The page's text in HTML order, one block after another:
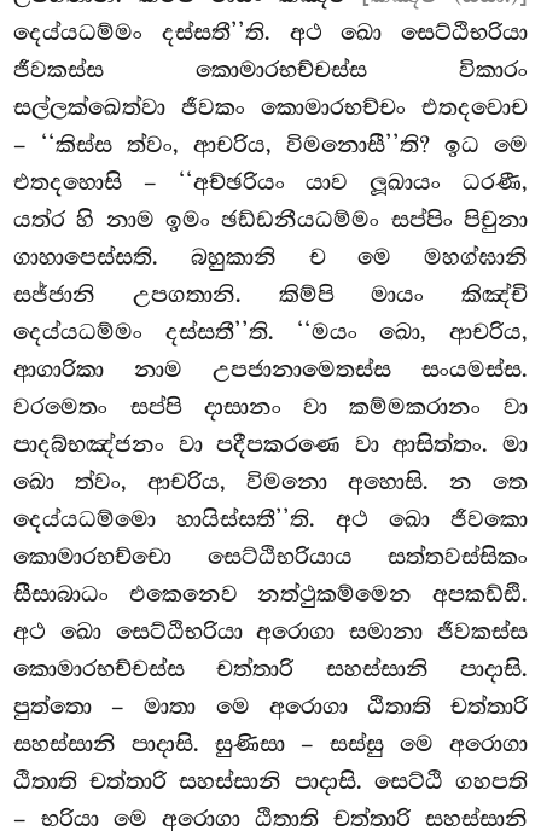
දෙය්යධම්මං දස්සතී’’ති. අථ ඛො සෙට්ඨිභරියා
ජීවකස්ස කොමාරභච්චස්ස විකාරං
සල්ලක්ඛෙත්වා ජීවකං කොමාරභච්චං එතදවොච
– ‘‘කිස්ස ත්වං, ආචරිය, විමනොසී’’ති? ඉධ මෙ
එතදහොසි – ‘‘අච්ඡරියං යාව ලූඛායං ධරණී,
යත්ර හි නාම ඉමං ඡඩ්ඩනීයධම්මං සප්පිං පිචුනා
ගාහාපෙස්සති. බහුකානි ච මෙ මහග්ඝානි
සජ්ජානි උපගතානි. කිම්පි මායං කිඤ්චි
දෙය්යධම්මං දස්සතී’’ති. ‘‘මයංඛො, ආචරිය,
ආගාරිකා නාම උපජානාමෙතස්ස සංයමස්ස.
වරමෙතං සප්පි දාසානං වා කම්මකරානං වා
පාදබ්භඤ්ජනං වා පදීපකරණෙ වා ආසිත්තං. මා
ඛො ත්වං, ආචරිය, විමනො අහොසි. න තෙ
දෙය්යධම්මො හායිස්සතී’’ති. අථ ඛො ජීවකො
කොමාරභච්චො සෙට්ඨිභරියාය සත්තවස්සිකං
සීසාබාධං එකෙනෙව නත්ථුකම්මෙන අපකඩ්ඪි.
අථ ඛො සෙට්ඨිභරියා අරොගා සමානා ජීවකස්ස
කොමාරභච්චස්ස චත්තාරි සහස්සානි පාදාසි.
පුත්තො – මාතා මෙ අරොගා ඨිතාති චත්තාරි
සහස්සානි පාදාසි. සුණිසා – සස්සු මෙ අරොගා
ඨිතාති චත්තාරි සහස්සානි පාදාසි. සෙට්ඨි ගහපති
– භරියා මෙ අරොගා ඨිතාති චත්තාරි සහස්සානි